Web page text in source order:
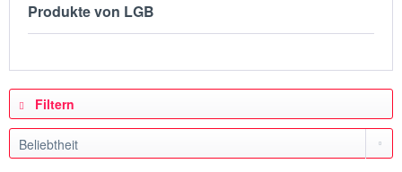
Produkte von LGB
Filtern